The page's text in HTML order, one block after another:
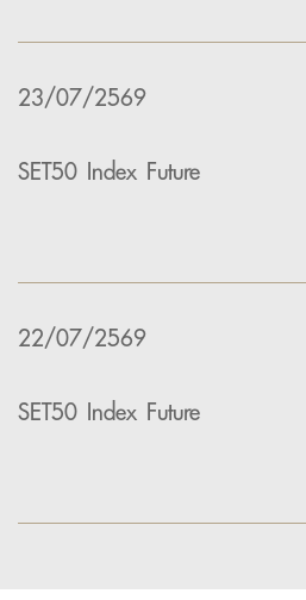
23/07/2569
SET50 Index Future
22/07/2569
SET50 Index Future